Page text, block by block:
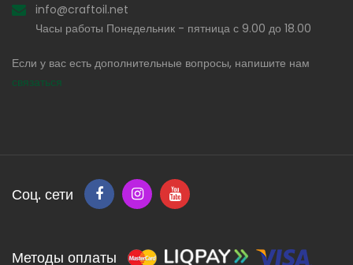
info@craftoil.net
Часы работы Понедельник - пятница с 9.00 до 18.00
Если у вас есть дополнительные вопросы, напишите нам
связаться
Соц. сети
Методы оплаты